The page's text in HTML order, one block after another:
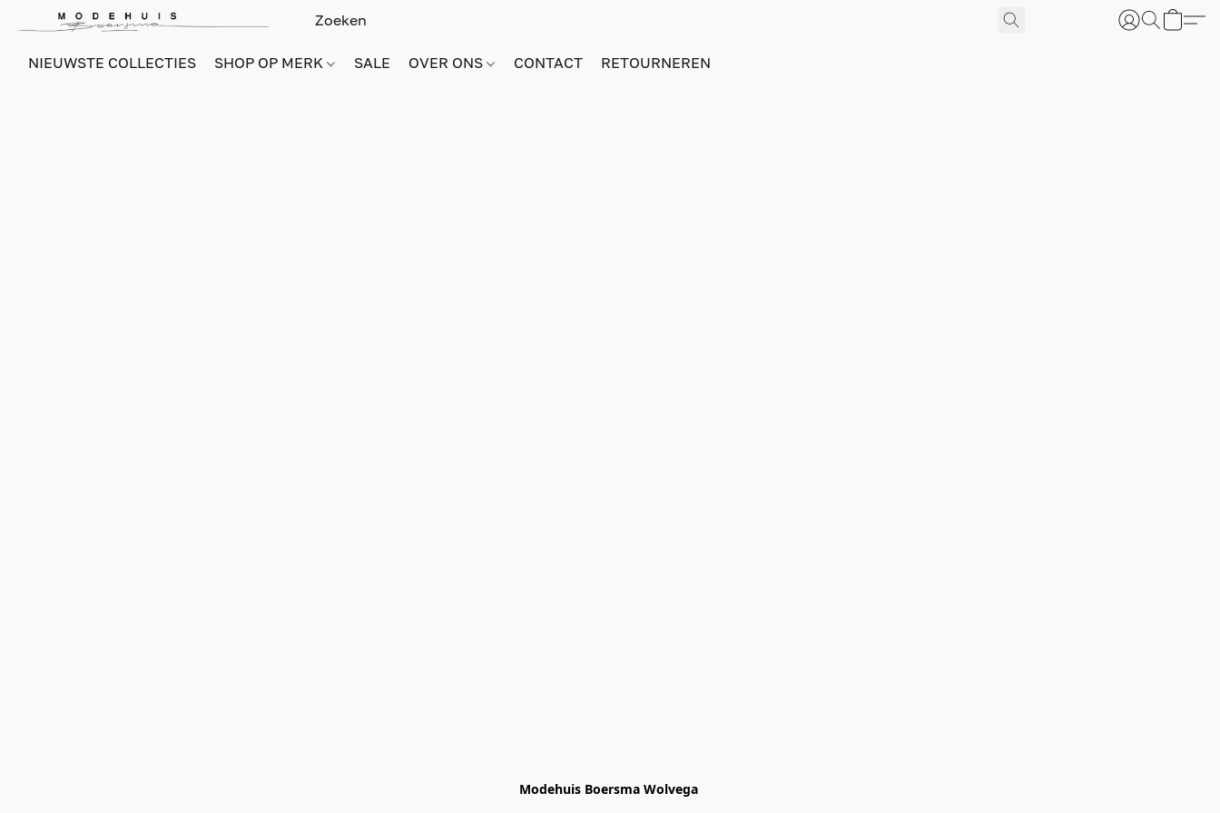
NIEUWSTE COLLECTIES SHOP OP MERK SALE OVER ONS CONTACT RETOURNEREN
Modehuis Boersma Wolvega